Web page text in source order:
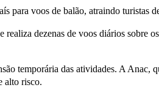
para voos de balão, atraindo
realiza dezenas de voos diários sobre
temporária das atividades. A
alto risco.